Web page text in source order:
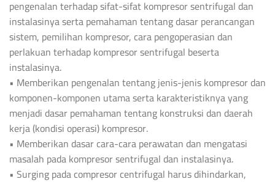
pengenalan terhadap sifat-sifat kompresor sentrifugal dan
instalasinya serta pemahaman tentang dasar perancangan
sistem, pemilihan kompresor, cara pengoperasian dan
perlakuan terhadap kompresor sentrifugal beserta
instalasinya.
• Memberikan pengenalan tentang jenis-jenis kompresor dan
komponen-komponen utama serta karakteristiknya yang
menjadi dasar pemahaman tentang konstruksi dan daerah
kerja (kondisi operasi) kompresor.
• Memberikan dasar cara-cara perawatan dan mengatasi
masalah pada kompresor sentrifugal dan instalasinya.
• Surging pada compresor centrifugal harus dihindarkan,